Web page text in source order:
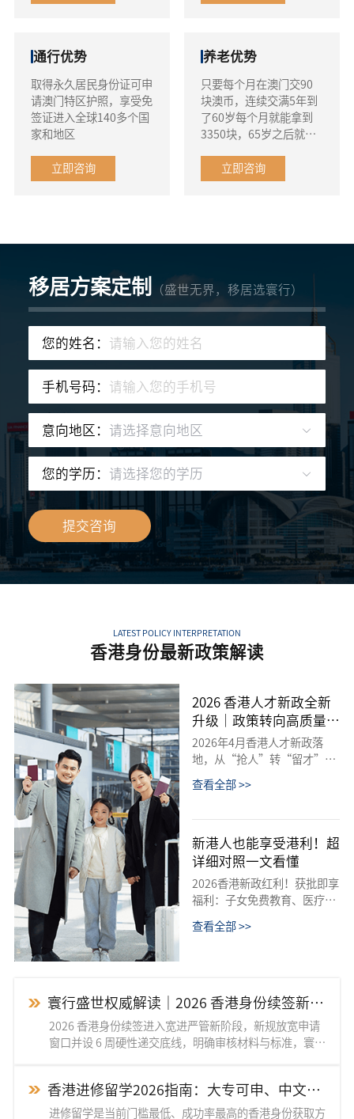
12%
通行优势
取得永久居民身份证可申
请澳门特区护照，享受免
签证进入全球140多个国
家和地区
立即咨询
养老优势
只要每个月在澳门交90
块澳币，连续交满5年到
了60岁每个月就能拿到
3350块，65岁之后就能
金，同时享有免费医疗社
会救济金、失业津贴等
立即咨询
移居方案定制 （盛世无界，移居选寰行）
您的姓名：
手机号码：
意向地区： 请选择意向地区
您的学历： 请选择您的学历
提交咨询
LATEST POLICY INTERPRETATION
香港身份最新政策解读
2026 香港人才新政全新
升级｜政策转向高质量留
才，五大身份通道完整解
析
2026年4月香港人才新政落
地，从“抢人”转“留才”，
签，设分层优待，强调实质贡
查看全部 >>
新港人也能享受港利！超
详细对照一文看懂
2026香港新政红利！获批即享
福利：子女免费教育、医疗封
凯咤解析非永居权益，助您用
查看全部 >>
寰行盛世权威解读｜2026 香港身份续签新
规：守住 6 周刚性底线，严防身份中断！
2026 香港身份续签进入宽进严管新阶段，新规放宽申请
窗口并设 6 周硬性递交底线，明确审核材料与标准，寰行
香港进修留学2026指南：大专可申、中文授
课，一年制硕士规划永居
进修留学是当前门槛最低、成功率最高的香港身份获取方